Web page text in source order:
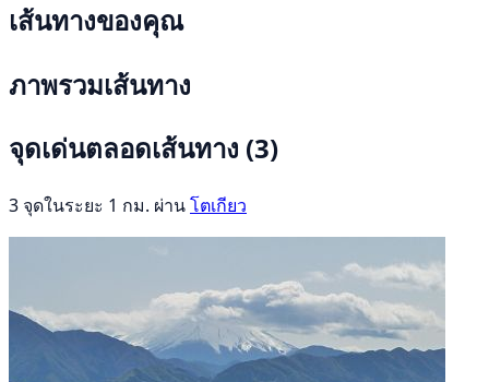
เส้นทางของคุณ
ภาพรวมเส้นทาง
จุดเด่นตลอดเส้นทาง (3)
3 จุดในระยะ 1 กม. ผ่านโตเกียว